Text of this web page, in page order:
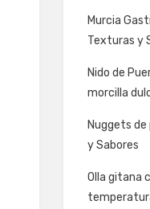
Murcia
Texturas y
Nido de
morcilla
Nuggets
y Sabores
Olla gitana